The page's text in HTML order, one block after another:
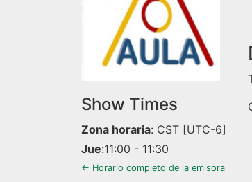
Show Times
Zona horaria: CST [UTC-6]
Jue:11:00 - 11:30
← Horario completo de la emisora